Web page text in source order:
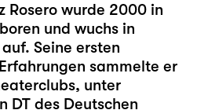
Rosero wurde 2000 in
und wuchs in
Seine ersten
sammelte er
unter
DT des Deutschen